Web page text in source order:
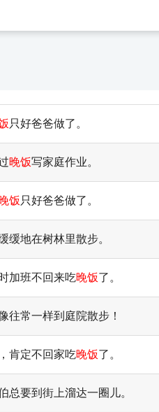
只好爸爸做了。
晚饭写家庭作业。
饭 只好爸爸做了。
缓地在树林里散步。
加班不回来吃晚饭了。
往常一样到庭院散步！
肯定不回家吃晚饭了。
总要到街上溜达一圈儿。